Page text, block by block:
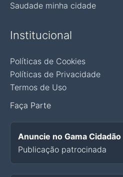
Saudade minha cidade
Institucional
Políticas de Cookies
Políticas de Privacidade
Termos de Uso
Faça Parte
Anuncie no Gama Cidadão
Publicação patrocinada